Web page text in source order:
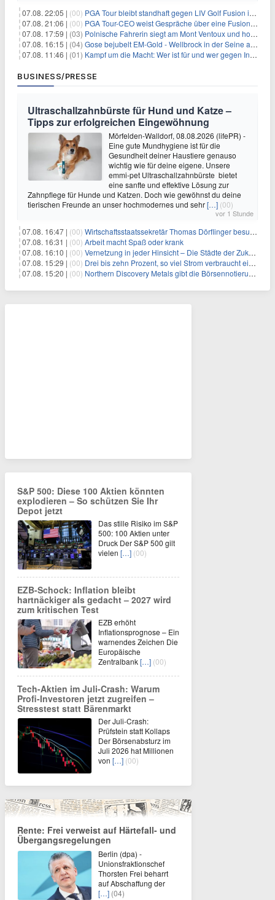
07.08. 22:05 | (00) PGA Tour bleibt standhaft gegen LIV Golf Fusion in einem sich wandelnden Sportumfeld
07.08. 21:06 | (00) PGA Tour-CEO weist Gespräche über eine Fusion mit LIV Golf zurück und bekräftigt die Wettbewerbslandschaft
07.08. 17:59 | (03) Polnische Fahrerin siegt am Mont Ventoux und holt Tour-Gelb
07.08. 16:15 | (04) Gose bejubelt EM-Gold - Wellbrock in der Seine ausgebremst
07.08. 11:46 | (01) Kampf um die Macht: Wer ist für und wer gegen Infantino?
BUSINESS/PRESSE
Ultraschallzahnbürste für Hund und Katze –
Tipps zur erfolgreichen Eingewöhnung
Mörfelden-Walldorf, 08.08.2026 (lifePR) -
Eine gute Mundhygiene ist für die
Gesundheit deiner Haustiere genauso
wichtig wie für deine eigene. Unsere
emmi-pet Ultraschallzahnbürste bietet
eine sanfte und effektive Lösung zur
Zahnpflege für Hunde und Katzen. Doch wie gewöhnst du deine
tierischen Freunde an unser hochmodernes und sehr[…] (00)
vor 1 Stunde
07.08. 16:47 | (00) Wirtschaftsstaatssekretär Thomas Dörflinger besucht Handwerksbetrieb im Kammerbezirk Freiburg
07.08. 16:31 | (00) Arbeit macht Spaß oder krank
07.08. 16:10 | (00) Vernetzung in jeder Hinsicht – Die Städte der Zukunft sind grün-blau
07.08. 15:29 | (00) Drei bis zehn Prozent, so viel Strom verbraucht ein Aufzug im Gebäude
07.08. 15:20 | (00) Northern Discovery Metals gibt die Börsennotierung an der Frankfurter Wertpapierbörse bekannt
S&P 500: Diese 100 Aktien könnten
explodieren – So schützen Sie Ihr
Depot jetzt
Das stille Risiko im S&P
500: 100 Aktien unter
Druck Der S&P 500 gilt
vielen […] (00)
EZB-Schock: Inflation bleibt
hartnäckiger als gedacht – 2027 wird
zum kritischen Test
EZB erhöht
Inflationsprognose – Ein
warnendes Zeichen Die
Europäische
Zentralbank[…] (00)
Tech-Aktien im Juli-Crash: Warum
Profi-Investoren jetzt zugreifen –
Stresstest statt Bärenmarkt
Der Juli-Crash:
Prüfstein statt Kollaps
Der Börsenabsturz im
Juli 2026 hat Millionen
von […] (00)
Rente: Frei verweist auf Härtefall- und
Übergangsregelungen
Berlin (dpa) -
Unionsfraktionschef
Thorsten Frei beharrt
auf Abschaffung der
[…] (04)